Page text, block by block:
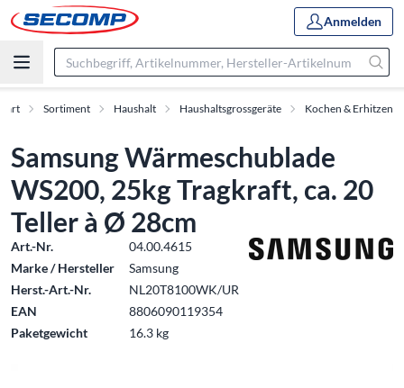
Anmelden
Sortiment Haushalt Haushaltsgrossgeräte Kochen & Erhitzen
Samsung Wärmeschublade
WS200, 25kg Tragkraft, ca. 20
Teller à Ø 28cm
Art.-Nr.
04.00.4615
Marke / Hersteller
Samsung
Herst.-Art.-Nr.
NL20T8100WK/UR
EAN
8806090119354
Paketgewicht
16.3 kg